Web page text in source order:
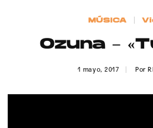
Contacto
MÚSICA
Ozuna –
1 mayo, 2017 Por